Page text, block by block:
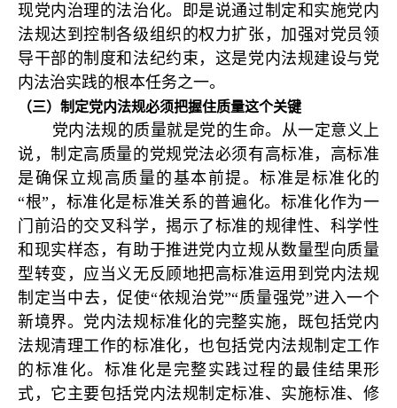
现党内治理的法治化。即是说通过制定和实施党内
法规达到控制各级组织的权力扩张，加强对党员领
导干部的制度和法纪约束，这是党内法规建设与党
内法治实践的根本任务之一。
（三）制定党内法规必须把握住质量这个关键
党内法规的质量就是党的生命。从一定意义上
说，制定高质量的党规党法必须有高标准，高标准
是确保立规高质量的基本前提。标准是标准化的
“根”，标准化是标准关系的普遍化。标准化作为一
门前沿的交叉科学，揭示了标准的规律性、科学性
和现实样态，有助于推进党内立规从数量型向质量
型转变，应当义无反顾地把高标准运用到党内法规
制定当中去，促使“依规治党”“质量强党”进入一个
新境界。党内法规标准化的完整实施，既包括党内
法规清理工作的标准化，也包括党内法规制定工作
的标准化。标准化是完整实践过程的最佳结果形
式，它主要包括党内法规制定标准、实施标准、修